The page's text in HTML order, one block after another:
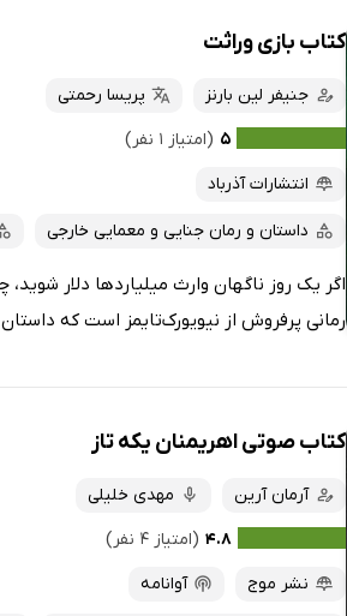
کتاب بازی وراثت
جنیفر لین بارنز
پریسا رحمتی
۵ (امتیاز ۱ نفر)
انتشارات آذرباد
داستان و رمان جنایی و معمایی خارجی
اگر یک روز ناگهان وارث میلیاردها دلار
رمانی پرفروش از نیویورک‌تایمز است که
کتاب صوتی اهریمنان یکه تاز
آرمان آرین
مهدی خلیلی
۴.۸ (امتیاز ۴ نفر)
نشر موج
آوانامه